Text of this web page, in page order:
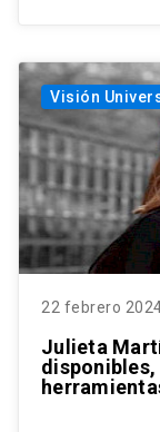
Visión
22 febrero
Julieta